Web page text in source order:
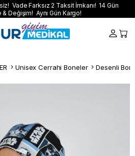
Vade Farksız 2 Taksit İmkanı! 14 Gün
Değişim! Aynı Gün Kargo!
Unisex Cerrahi Boneler Desenli